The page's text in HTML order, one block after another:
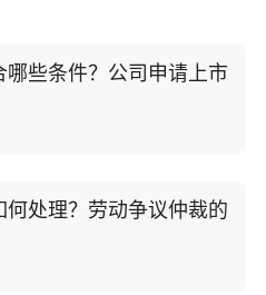
些条件？公司申请上市
处理？劳动争议仲裁的